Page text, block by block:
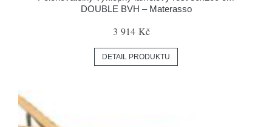
DOUBLE BVH – Materasso
3 914 Kč
DETAIL PRODUKTU